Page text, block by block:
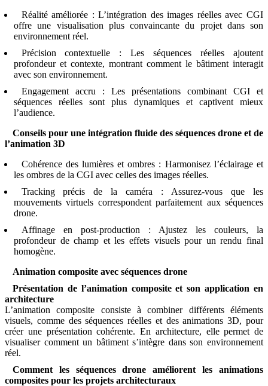
Réalité améliorée : L’intégration des images réelles avec CGI
offre une visualisation plus convaincante du projet dans son
environnement réel.
Précision contextuelle : Les séquences réelles ajoutent
profondeur et contexte, montrant comment le bâtiment interagit
avec son environnement.
Engagement accru : Les présentations combinant CGI et
séquences réelles sont plus dynamiques et captivent mieux
l’audience.
Conseils pour une intégration fluide des séquences drone et de
l’animation 3D
Cohérence des lumières et ombres : Harmonisez l’éclairage et
les ombres de la CGI avec celles des images réelles.
Tracking précis de la caméra : Assurez-vous que les
mouvements virtuels correspondent parfaitement aux séquences
drone.
Affinage en post-production : Ajustez les couleurs, la
profondeur de champ et les effets visuels pour un rendu final
homogène.
Animation composite avec séquences drone
Présentation de l’animation composite et son application en
architecture
L’animation composite consiste à combiner différents éléments
visuels, comme des séquences réelles et des animations 3D, pour
créer une présentation cohérente. En architecture, elle permet de
visualiser comment un bâtiment s’intègre dans son environnement
réel.
Comment les séquences drone améliorent les animations
composites pour les projets architecturaux